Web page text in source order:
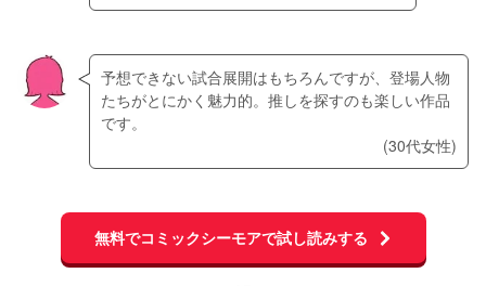
予想できない試合展開はもちろんですが、登場人物
たちがとにかく魅力的。推しを探すのも楽しい作品
です。
(30代女性)
無料でコミックシーモアで試し読みする